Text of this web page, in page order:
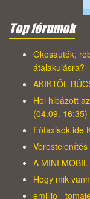
Top fórumok
Okosautók,
átalakulásra?
AKIKTŐL
Hol hibázott
(04.09. 16:35)
Főtaxisok ide
A MINI
Hogy mik
emillio -